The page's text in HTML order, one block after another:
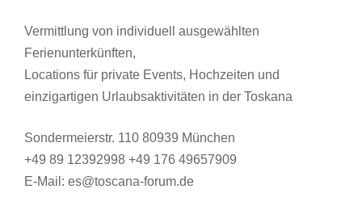
Vermittlung von individuell ausgewählten
Ferienunterkünften,
Locations für private Events, Hochzeiten und
einzigartigen Urlaubsaktivitäten in der Toskana
Sondermeierstr. 110 80939 München
+49 89 12392998 +49 176 49657909
E-Mail: es@toscana-forum.de